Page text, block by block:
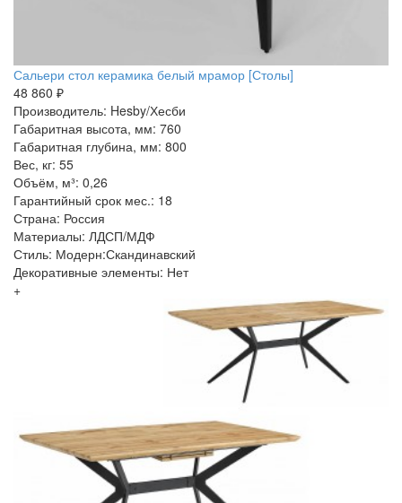
Сальери стол керамика белый мрамор [Столы]
48 860 ₽
Производитель: Hesby/Хесби
Габаритная высота, мм: 760
Габаритная глубина, мм: 800
Вес, кг: 55
Объём, м³: 0,26
Гарантийный срок мес.: 18
Страна: Россия
Материалы: ЛДСП/МДФ
Стиль: Модерн:Скандинавский
Декоративные элементы: Нет
+